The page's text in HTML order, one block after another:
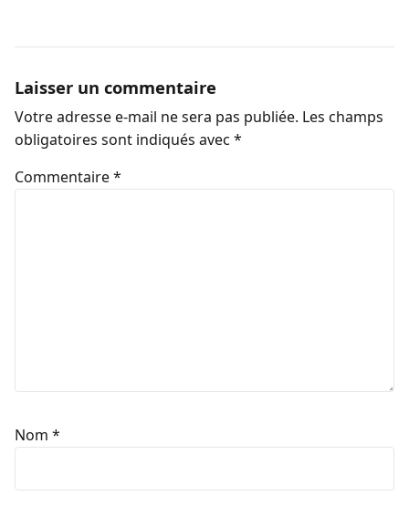
Laisser un commentaire
Votre adresse e-mail ne sera pas publiée. Les champs
obligatoires sont indiqués avec *
Commentaire*
Nom *